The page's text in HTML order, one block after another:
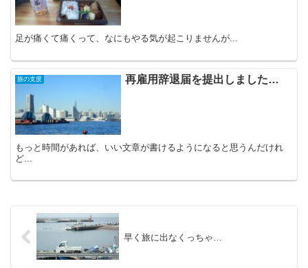
足が痛くて痛くって、なにもやる気が起こりませんが...
旅の支度 再雇用辞退届を提出しました…
もっと時間があれば、いい文章が書けるようになると思うんだけれ
ど...
早く旅に出なくっちゃ…